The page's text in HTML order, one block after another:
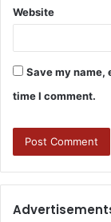
Website
Save my name,
time I comment.